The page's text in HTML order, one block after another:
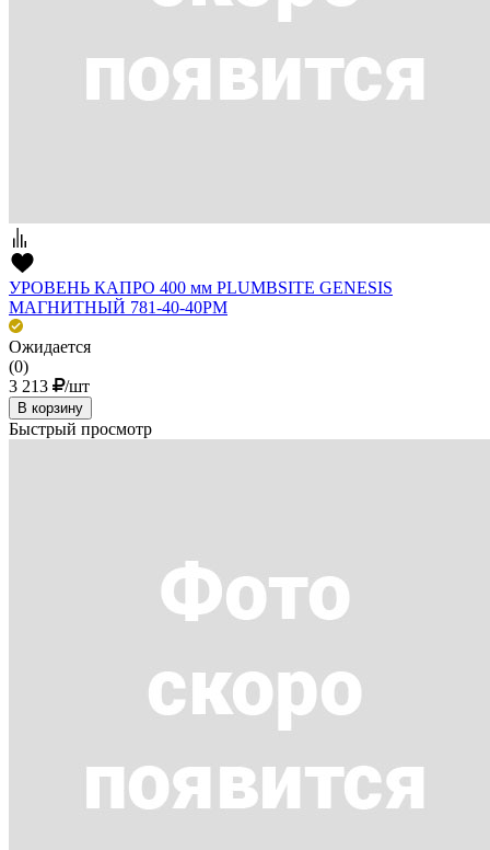
УРОВЕНЬ КАПРО 400 мм PLUMBSITE GENESIS
МАГНИТНЫЙ 781-40-40РМ
Ожидается
(0)
3 213
/шт
В корзину
Быстрый просмотр